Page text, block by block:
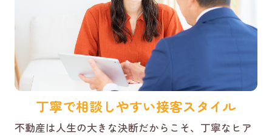
丁寧で相談しやすい接客スタイル
不動産は人生の大きな決断だからこそ、丁寧なヒア